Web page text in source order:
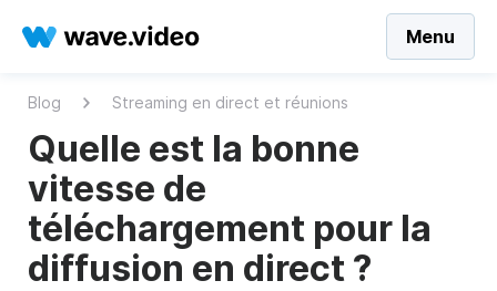
Menu
Blog Streaming en direct et réunions
Quelle est la bonne
vitesse de
téléchargement pour la
diffusion en direct ?